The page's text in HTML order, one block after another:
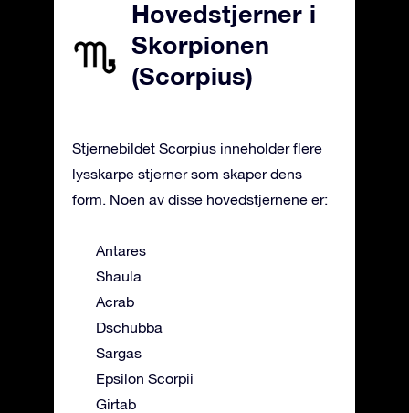
Hovedstjerner i
Skorpionen
(Scorpius)
Stjernebildet Scorpius inneholder flere
lysskarpe stjerner som skaper dens
form. Noen av disse hovedstjernene er:
Antares
Shaula
Acrab
Dschubba
Sargas
Epsilon Scorpii
Girtab